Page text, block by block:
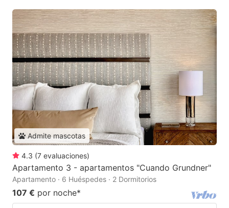
Admite mascotas
4.3 (7 evaluaciones)
Apartamento 3 - apartamentos "Cuando Grundner"
Apartamento · 6 Huéspedes · 2 Dormitorios
107 € por noche*